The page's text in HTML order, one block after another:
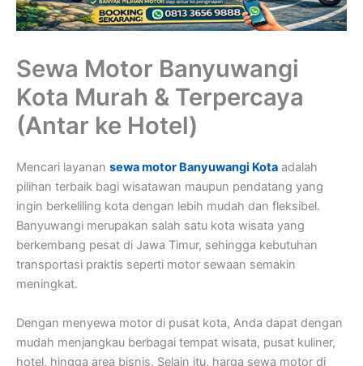
Sewa Motor Banyuwangi
Kota Murah & Terpercaya
(Antar ke Hotel)
Mencari layanan sewa motor Banyuwangi Kota adalah
pilihan terbaik bagi wisatawan maupun pendatang yang
ingin berkeliling kota dengan lebih mudah dan fleksibel.
Banyuwangi merupakan salah satu kota wisata yang
berkembang pesat di Jawa Timur, sehingga kebutuhan
transportasi praktis seperti motor sewaan semakin
meningkat.
Dengan menyewa motor di pusat kota, Anda dapat dengan
mudah menjangkau berbagai tempat wisata, pusat kuliner,
hotel, hingga area bisnis. Selain itu, harga sewa motor di